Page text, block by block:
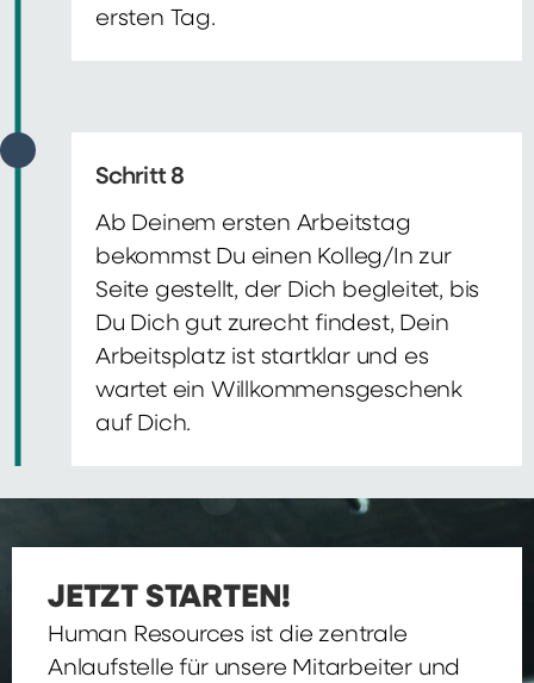
ersten Tag.
Schritt 8
Ab Deinem ersten Arbeitstag
bekommst Du einen Kolleg/In zur
Seite gestellt, der Dich begleitet, bis
Du Dich gut zurecht findest, Dein
Arbeitsplatz ist startklar und es
wartet ein Willkommensgeschenk
auf Dich.
JETZT STARTEN!
Human Resources ist die zentrale
Anlaufstelle für unsere Mitarbeiter und